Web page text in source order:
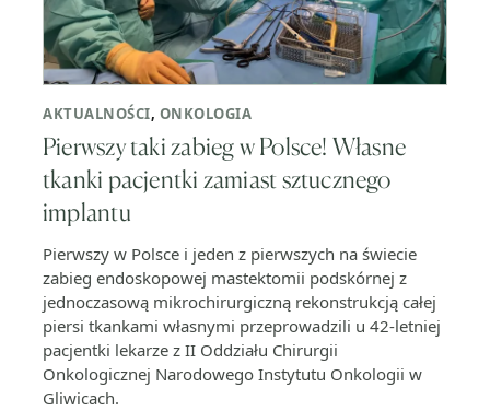
AKTUALNOŚCI, ONKOLOGIA
Pierwszy taki zabieg w Polsce! Własne
tkanki pacjentki zamiast sztucznego
implantu
Pierwszy w Polsce i jeden z pierwszych na świecie
zabieg endoskopowej mastektomii podskórnej z
jednoczasową mikrochirurgiczną rekonstrukcją całej
piersi tkankami własnymi przeprowadzili u 42-letniej
pacjentki lekarze z II Oddziału Chirurgii
Onkologicznej Narodowego Instytutu Onkologii w
Gliwicach.